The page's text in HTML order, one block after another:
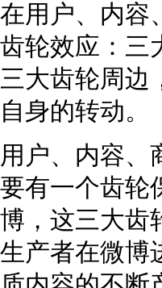
在用户、内容
齿轮效应：三
三大齿轮周边
自身的转动。
用户、内容、
要有一个齿轮
博，这三大齿
生产者在微博